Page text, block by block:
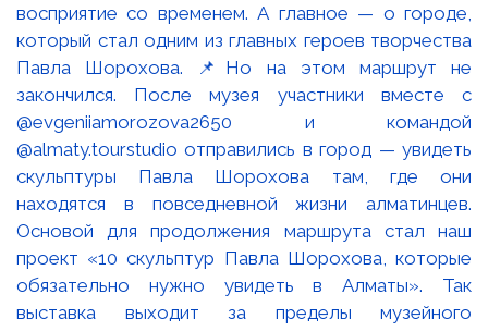
восприятие со временем. А главное — о городе,
который стал одним из главных героев творчества
Павла Шорохова. 📌Но на этом маршрут не
закончился. После музея участники вместе с
@evgeniiamorozova2650 и командой
@almaty.tourstudio отправились в город — увидеть
скульптуры Павла Шорохова там, где они
находятся в повседневной жизни алматинцев.
Основой для продолжения маршрута стал наш
проект «10 скульптур Павла Шорохова, которые
обязательно нужно увидеть в Алматы». Так
выставка выходит за пределы музейного